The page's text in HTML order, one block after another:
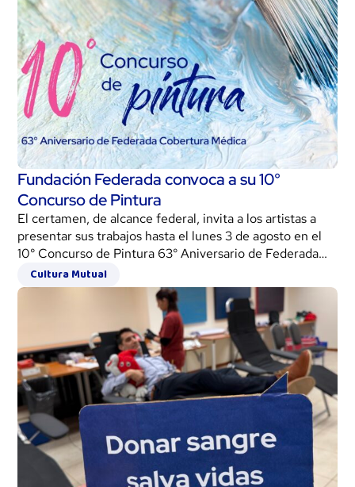
Fundación Federada convoca a su 10°
Concurso de Pintura
El certamen, de alcance federal, invita a los artistas a
presentar sus trabajos hasta el lunes 3 de agosto en el
10° Concurso de Pintura 63° Aniversario de Federada
Cobertura Médica.
Cultura Mutual